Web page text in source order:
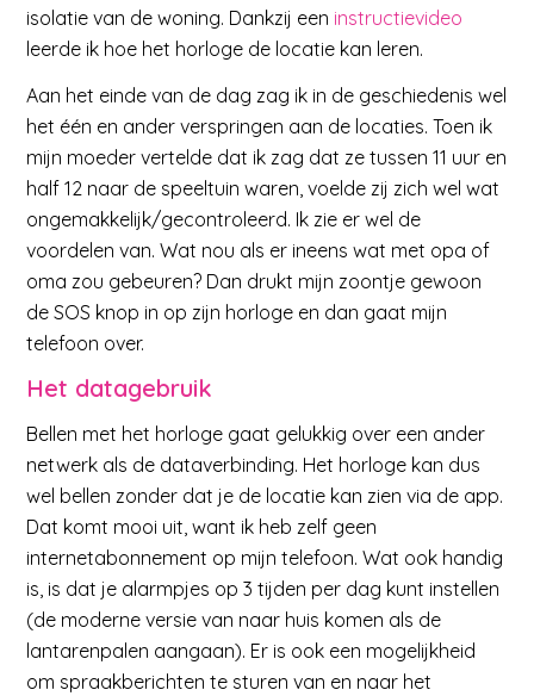
isolatie van de woning. Dankzij een instructievideo
leerde ik hoe het horloge de locatie kan leren.
Aan het einde van de dag zag ik in de geschiedenis wel
het één en ander verspringen aan de locaties. Toen ik
mijn moeder vertelde dat ik zag dat ze tussen 11 uur en
half 12 naar de speeltuin waren, voelde zij zich wel wat
ongemakkelijk/gecontroleerd. Ik zie er wel de
voordelen van. Wat nou als er ineens wat met opa of
oma zou gebeuren? Dan drukt mijn zoontje gewoon
de SOS knop in op zijn horloge en dan gaat mijn
telefoon over.
Het datagebruik
Bellen met het horloge gaat gelukkig over een ander
netwerk als de dataverbinding. Het horloge kan dus
wel bellen zonder dat je de locatie kan zien via de app.
Dat komt mooi uit, want ik heb zelf geen
internetabonnement op mijn telefoon. Wat ook handig
is, is dat je alarmpjes op 3 tijden per dag kunt instellen
(de moderne versie van naar huis komen als de
lantarenpalen aangaan). Er is ook een mogelijkheid
om spraakberichten te sturen van en naar het